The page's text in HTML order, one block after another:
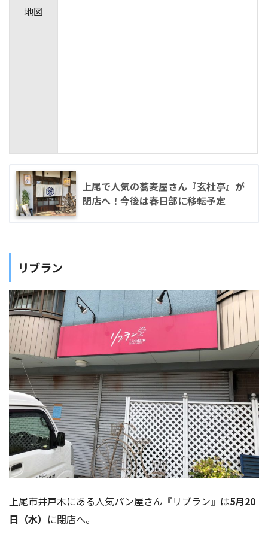
地図
上尾で人気の蕎麦屋さん『玄杜亭』が
閉店へ！今後は春日部に移転予定
リブラン
上尾市井戸木にある人気パン屋さん『リブラン』は5月20
日（水） に閉店へ。